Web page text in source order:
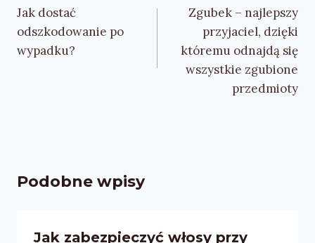
wpisu
Jak dostać
odszkodowanie po
wypadku?
Zgubek – najlepszy
przyjaciel, dzięki
któremu odnajdą się
wszystkie zgubione
przedmioty
Podobne wpisy
Jak zabezpieczyć włosy przy